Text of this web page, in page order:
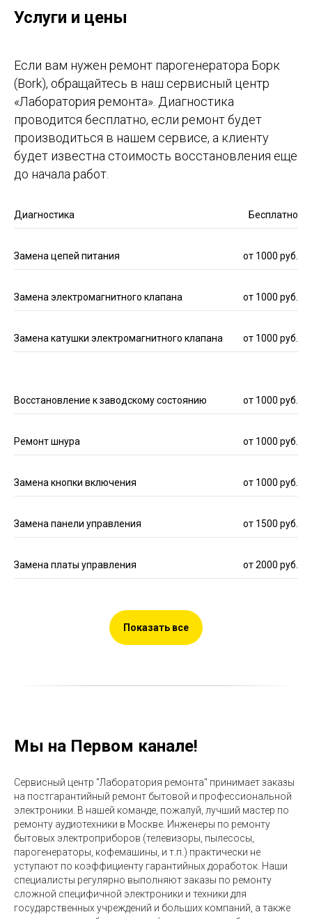
Услуги и цены
Если вам нужен ремонт парогенератора Борк
(Bork), обращайтесь в наш сервисный центр
«Лаборатория ремонта». Диагностика
проводится бесплатно, если ремонт будет
производиться в нашем сервисе, а клиенту
будет известна стоимость восстановления еще
до начала работ.
Диагностика Бесплатно
Замена цепей питания от 1000 руб.
Замена электромагнитного клапана от 1000 руб.
Замена катушки электромагнитного клапана от 1000 руб.
Восстановление к заводскому состоянию от 1000 руб.
Ремонт шнура от 1000 руб.
Замена кнопки включения от 1000 руб.
Замена панели управления от 1500 руб.
Замена платы управления от 2000 руб.
Показать все
Мы на Первом канале!
Сервисный центр "Лаборатория ремонта" принимает заказы
на постгарантийный ремонт бытовой и профессиональной
электроники. В нашей команде, пожалуй, лучший мастер по
ремонту аудиотехники в Москве. Инженеры по ремонту
бытовых электроприборов (телевизоры, пылесосы,
парогенераторы, кофемашины, и т.п.) практически не
уступают по коэффициенту гарантийных доработок. Наши
специалисты регулярно выполняют заказы по ремонту
сложной специфичной электроники и техники для
государственных учреждений и больших компаний, а также